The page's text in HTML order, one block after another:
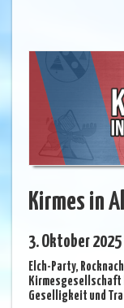
Kirmes in
3. Oktober 2025
Elch-Party,
Kirmesgesellschaft
Geselligkeit und